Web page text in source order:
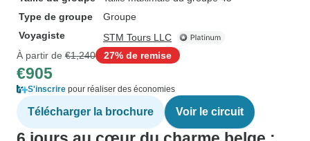
Type de groupe
Groupe
Voyagiste
STM Tours LLC
À partir de €1,240 27% de remise
€905
S'inscrire pour réaliser des économies
Télécharger la brochure Voir le circuit